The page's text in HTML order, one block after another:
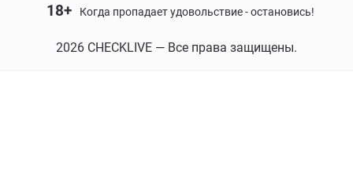
18+ Когда пропадает удовольствие - остановись!
2026 CHECKLIVE — Все права защищены.